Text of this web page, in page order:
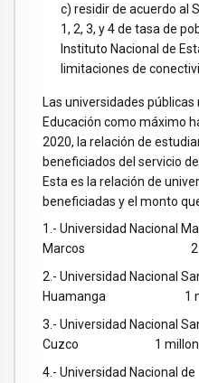
c) residir de acuerdo al
1, 2, 3, y 4 de tasa de
Instituto Nacional de
limitaciones de
Las universidades
Educación como máximo
2020, la relación de
beneficiados del servicio
Esta es la relación de
beneficiadas y el monto
1.- Universidad Nacional
Marcos 2
2.- Universidad Nacional
Huamanga 1
3.- Universidad Nacional
Cuzco 1 millones
4.- Universidad Nacional de